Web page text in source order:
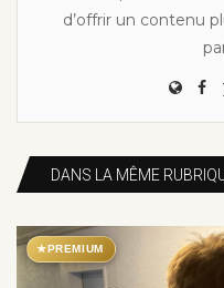
d’offrir un contenu
DANS LA MÊME
★PREMIUM